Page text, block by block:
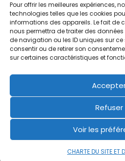
Pour offrir les meilleures expériences,
technologies telles que les cookies
informations des appareils. Le fait de
nous permettra de traiter des
de navigation ou les ID uniques sur ce
consentir ou de retirer son
sur certaines caractéristiques et
Refuser
Voir les
CHARTE DU SITE ET
2019 mic|